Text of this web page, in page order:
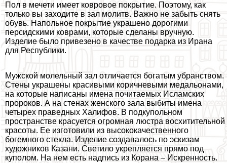
Пол в мечети имеет ковровое покрытие. Поэтому, как
только вы заходите в зал молитв. Важно не забыть снять
обувь. Напольное покрытие украшено дорогими
персидскими коврами, которые сделаны вручную.
Изделие было привезено в качестве подарка из Ирана
для Республики.
Мужской молельный зал отличается богатым убранством.
Стены украшены красивыми коричневыми медальонами,
на которые написаны имена почитаемых Исламских
пророков. А на стенах женского зала выбиты имена
четырех праведных Халифов. В подкупольном
прострaнcтве красуется огромная люстра восхитительной
красоты. Ее изготовили из высококачественного
богемного стекла. Изделие создавалось по эскизам
художников Казани. Светило укрепляется прямо под
куполом. На нем есть надпись из Корана – Искренность.